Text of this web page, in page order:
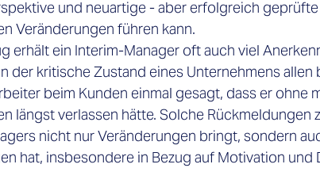
und neuartige - aber erfolgreich geprüfte
Veränderungen führen kann.
erhält ein Interim-Manager oft auch viel
der kritische Zustand eines Unternehmens allen
beim Kunden einmal gesagt, dass er ohne
längst verlassen hätte. Solche Rückmeldungen
nicht nur Veränderungen bringt, sondern
hat, insbesondere in Bezug auf Motivation und